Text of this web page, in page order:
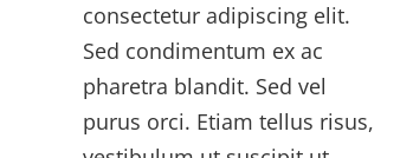
consectetur adipiscing elit.
Sed condimentum ex ac
pharetra blandit. Sed vel
purus orci. Etiam tellus risus,